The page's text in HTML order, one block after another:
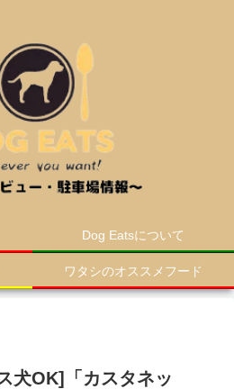
Dog Eatsについて
ワタシのオススメフード
犬OK]「カスタネッ